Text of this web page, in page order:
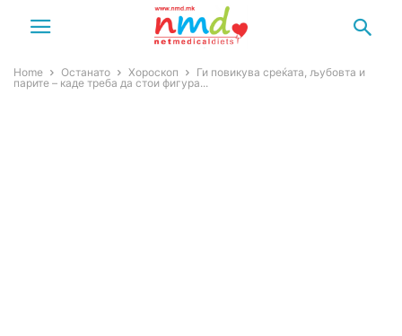
Home Останато Хороскоп
Ги повикува среќата, љубовта и
парите – каде треба да стои фигура...